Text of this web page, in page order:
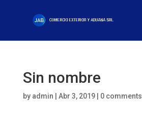
Sin nombre
by admin Abr 3, 2019| 0 comments